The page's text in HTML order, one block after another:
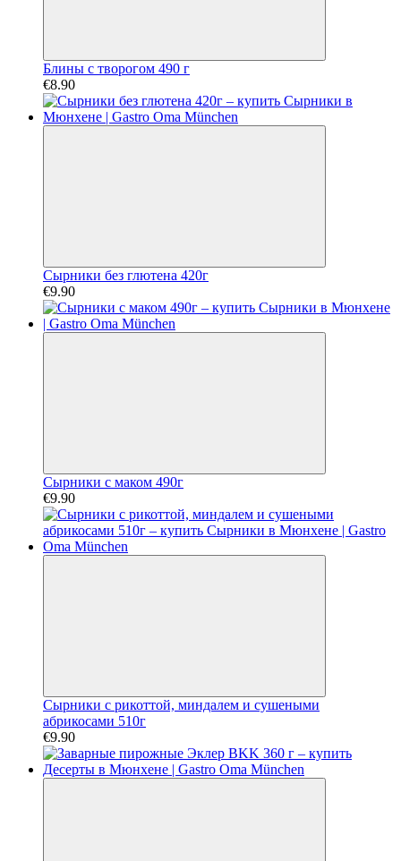
Блины с творогом 490 г
€8.90
Сырники без глютена 420г
€9.90
Сырники с маком 490г
€9.90
Сырники с рикоттой, миндалем и сушеными
абрикосами 510г
€9.90